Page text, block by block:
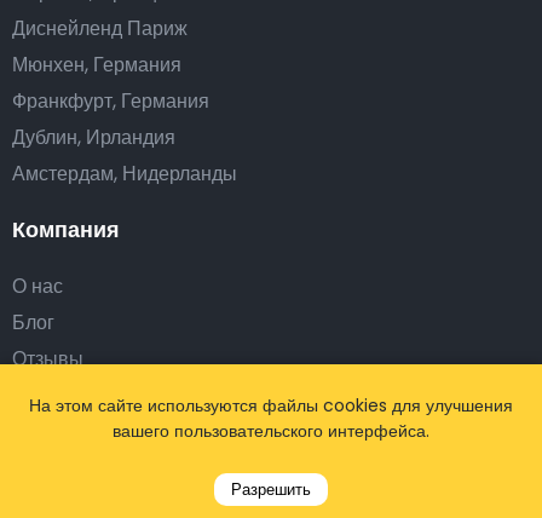
Компания
О нас
Блог
Отзывы
Стать партнёром
Корпоративные решения
Туристическим агентствам
Диснейленд Париж
Мюнхен, Германия
Франкфурт, Германия
Дублин, Ирландия
Амстердам, Нидерланды
На этом сайте используются файлы cookies для улучшения
вашего пользовательского интерфейса.
Разрешить